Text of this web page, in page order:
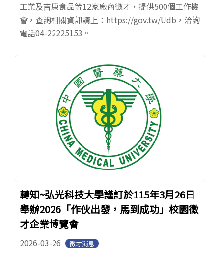
工業及吉康食品等12家廠商徵才，提供500個工作機
會，查詢相關資訊請上：https://gov.tw/Udb，洽詢
電話04-22225153。
轉知~弘光科技大學謹訂於115年3月26日
舉辦2026「作伙出發，馬到成功」校園徵
才企業博覽會
2026-03-26 徵才消息